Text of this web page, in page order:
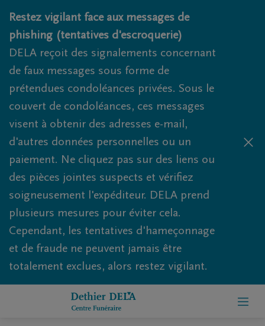
Obituaries.breadcrumbs.SkipLink
Restez vigilant face aux messages de
phishing (tentatives d'escroquerie)
DELA reçoit des signalements concernant
de faux messages sous forme de
prétendues condoléances privées. Sous le
couvert de condoléances, ces messages
visent à obtenir des adresses e-mail,
d'autres données personnelles ou un
paiement. Ne cliquez pas sur des liens ou
des pièces jointes suspects et vérifiez
soigneusement l'expéditeur. DELA prend
plusieurs mesures pour éviter cela.
Cependant, les tentatives d'hameçonnage
et de fraude ne peuvent jamais être
totalement exclues, alors restez vigilant.